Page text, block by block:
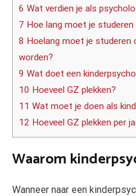
6 Wat verdien je als
7 Hoe lang moet je
8 Hoelang moet je studeren
worden?
9 Wat doet een
10 Hoeveel GZ plekken?
11 Wat moet je doen als
12 Hoeveel GZ plekken per
Waarom
Wanneer naar een